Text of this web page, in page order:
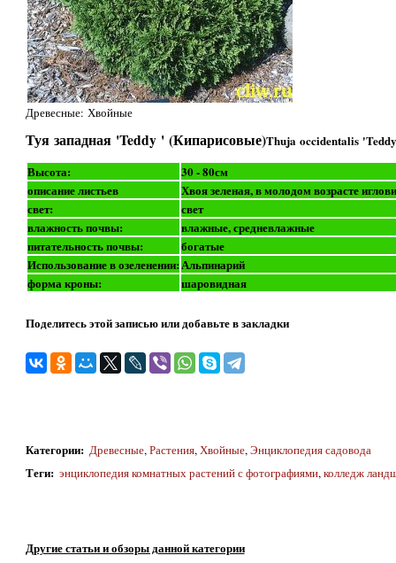
Древесные: Хвойные
Туя западная 'Teddy ' (Кипарисовые)Thuja occidentalis
Высота:
30 - 80см
описание листьев
Хвоя зеленая, в молодом возрасте
свет:
свет
влажность почвы:
влажные, средневлажные
питательность почвы:
богатые
Использование в озеленении:Альпинарий
форма кроны:
шаровидная
Поделитесь этой записью или добавьте в закладки
Категории: Древесные,Растения,Хвойные,Энциклопедия садовода
Теги: энциклопедия комнатных растений с фотографиями,колледж
Другие статьи и обзоры данной категории